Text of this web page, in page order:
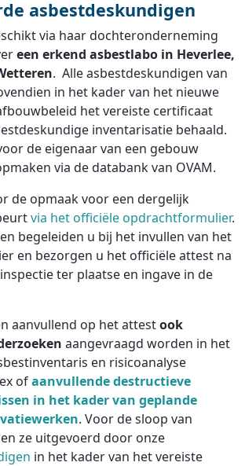
asbestdeskundigen
via haar dochteronderneming
een erkend asbestlabo in Heverlee,
. Alle asbestdeskundigen van
in het kader van het nieuwe
het vereiste certificaat
inventarisatie behaald.
de eigenaar van een gebouw
via de databank van OVAM.
de opmaak voor een dergelijk
via het officiële opdrachtformulier.
begeleiden u bij het invullen van het
en bezorgen u het officiële attest na
ter plaatse en ingave in de
aanvullend op het attestook
aangevraagd worden in het
en risicoanalyse
ofaanvullende destructieve
in het kader van geplande
. Voor de sloop van
ze uitgevoerd door onze
in het kader van het vereiste